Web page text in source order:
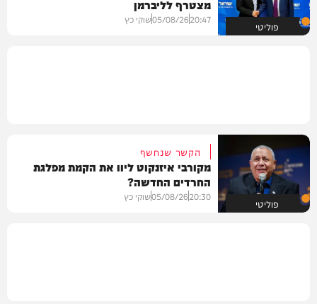
פוליטי
מצטרף לליברמן
20:47
05/08/26שוקי כץ
פוליטי
הקשר שנחשף
מקורבי איזנקוט ליוו את הקמת מפלגת
החרדים החדשה?
20:30
05/08/26שוקי כץ